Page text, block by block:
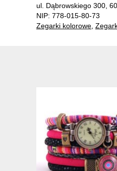
ul. Dąbrowskiego 300,
NIP: 778-015-80-73
Zegarki kolorowe